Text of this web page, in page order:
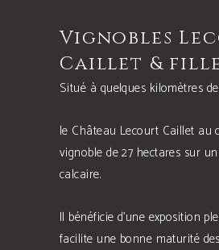
Vignobles
Caillet &
Situé à quelques kilomètres
le Château Lecourt Caillet au
vignoble de 27 hectares sur
calcaire.
Il bénéficie d’une exposition
facilite une bonne maturité